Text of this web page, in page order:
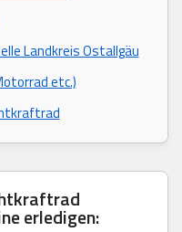
Landkreis Ostallgäu
etc.)
erledigen: